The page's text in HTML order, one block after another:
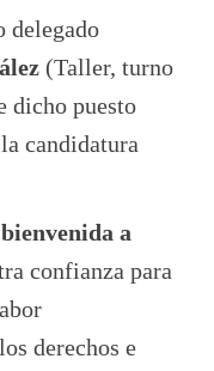
delegado
(Taller, turno
dicho puesto
candidatura
a
confianza para
derechos e